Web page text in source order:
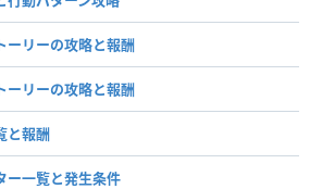
ーリーの攻略と報酬
ーリーの攻略と報酬
と報酬
ー一覧と発生条件